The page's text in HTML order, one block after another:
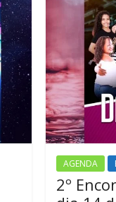
AGENDA
2º